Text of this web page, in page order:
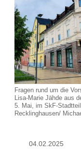
Fragen rund um die
Lisa-Marie Jähde aus
5. Mai, im SkF-
Recklinghausen/
04.02.2025